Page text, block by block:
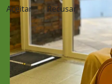
Aceitar
Recusar